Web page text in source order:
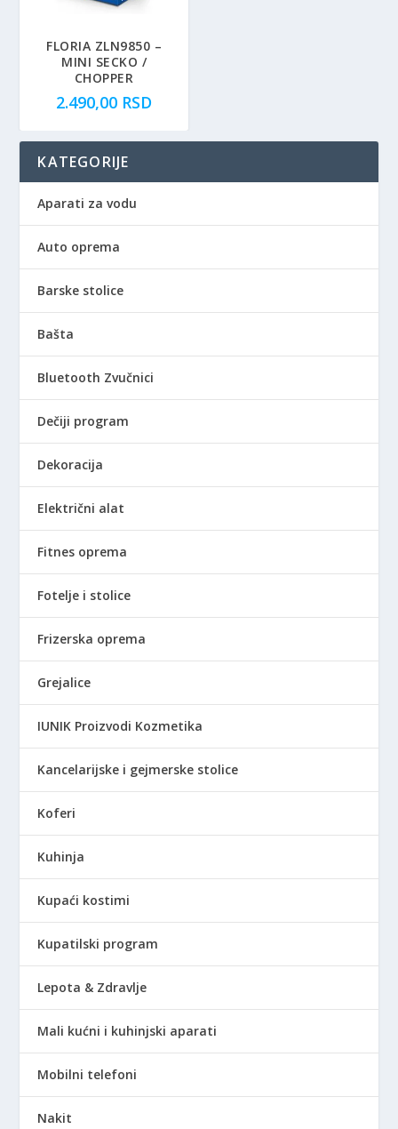
FLORIA ZLN9850 –
MINI SECKO /
CHOPPER
2.490,00 RSD
KATEGORIJE
Aparati za vodu
Auto oprema
Barske stolice
Bašta
Bluetooth Zvučnici
Dečiji program
Dekoracija
Električni alat
Fitnes oprema
Fotelje i stolice
Frizerska oprema
Grejalice
IUNIK Proizvodi Kozmetika
Kancelarijske i gejmerske stolice
Koferi
Kuhinja
Kupaći kostimi
Kupatilski program
Lepota & Zdravlje
Mali kućni i kuhinjski aparati
Mobilni telefoni
Nakit